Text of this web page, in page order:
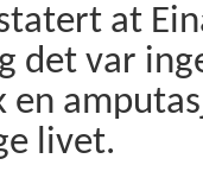
at
det var
livet.